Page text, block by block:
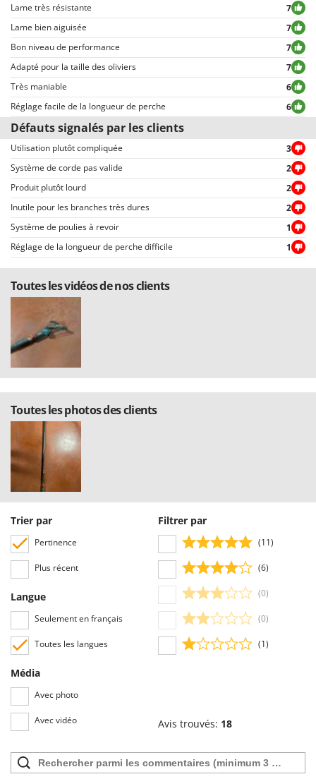
Resto Italia
Ribimex
Ripartrak
Ritter
River Systems
Robomow
Rossofuoco
Rover Pompe
Royal Food
Ryobi
S
S.T.P.
Santos
Sbaraglia
Schnitzer
Seven Italy
Shark
Silky
Sirman
Skil
Smartwood
Smeg
Snapper
Spyro
Stanley
Stiga
T
Tecla
Tellarini Pompe
exclusion ou censure, à l’exception de textes qui contiennent des
expressions ou mots inappropriés, ou qui ne respectent pas le traitement
des données personnelles.
Tous les commentaires, qu’ils soient positifs ou négatifs, peuvent être
consultés rapidement par nos visiteurs, grâce également aux filtres qui
permettent une sélection rapide, comme par exemple celui permettant de
choisir entre avis positifs et négatifs.
Lame très résistante
7
Lame bien aiguisée
7
Bon niveau de performance
7
Adapté pour la taille des oliviers
7
Très maniable
6
Réglage facile de la longueur de perche
6
Défauts signalés par les clients
Utilisation plutôt compliquée
3
Système de corde pas valide
2
Produit plutôt lourd
2
Inutile pour les branches très dures
2
Système de poulies à revoir
1
Réglage de la longueur de perche difficile
1
Toutes les vidéos de nos clients
Toutes les photos des clients
Trier par
Pertinence
Plus récent
Langue
Seulement en français
Toutes les langues
Média
Avec photo
Avec vidéo
Filtrer par
(11)
(6)
(0)
(0)
(1)
Avis trouvés: 18